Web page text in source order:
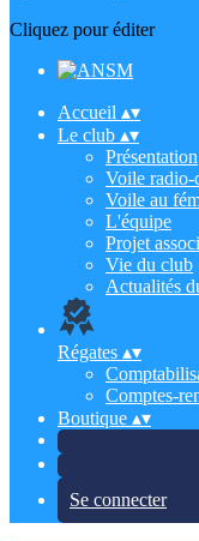
Cliquez pour éditer
Accueil ▴▾
Le club ▴▾
Présentation
Voile radio-
Voile au
L'équipe
Projet
Vie du club
Actualités
Régates ▴▾
Comptes-
Boutique ▴▾
Se connecter